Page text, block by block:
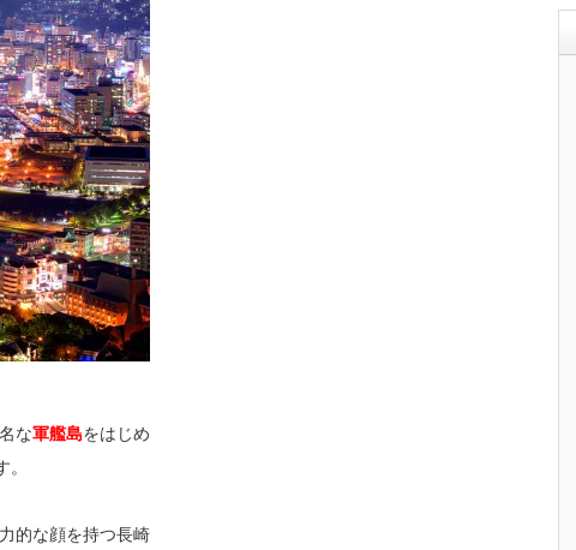
な軍艦島をはじめ
的な顔を持つ長崎